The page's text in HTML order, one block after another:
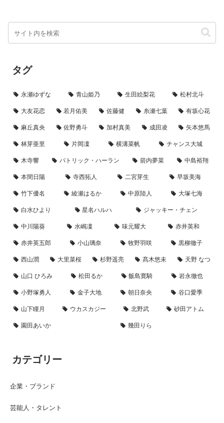
タグ
永瀬ゆずな 青山姫乃 生田絵梨花
松村北斗
大友花恋
若月佑美 佐藤健 糸瀬七葉
有坂心花
麻丘真央
佐野勇斗 加村真美 成田凌
矢本悠馬
林芽亜里
片岡凜 横溝菜帆
チャンス大城
木寺響
パトリック・ハーラン 箭内夢菜
中島裕翔
本間日陽
寺西拓人 二宮芽生
早坂美海
竹下優名
綾瀬はるか 中原陸人
大塚七海
白水ひより
星名ハルハ
ジャッキー・チェン
中川陽葵
水嶋凜 味元耀大
赤井英和
赤井英五郎
小山璃奈 牧野羽咲
黒柳徹子
西山潤
大里菜桜 杉野遥亮 髙木悠未
天野 なつ
山口 ひろみ
松田るか 飯島寛騎
岩永徹也
小野塚勇人
金子大地 朝日奈央
谷口愛季
山下瞳月
ウカスカジー 北野武
砂田アトム
園田あいか
幾田りら
カテゴリー
企業・ブランド
芸能人・タレント